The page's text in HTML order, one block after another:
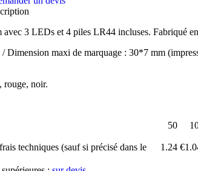
avec 3 LEDs et 4 piles LR44 incluses. Fabriqué
Dimension maxi de marquage : 30*7 mm
rouge, noir.
50
techniques (sauf si précisé dans le
1.24 €